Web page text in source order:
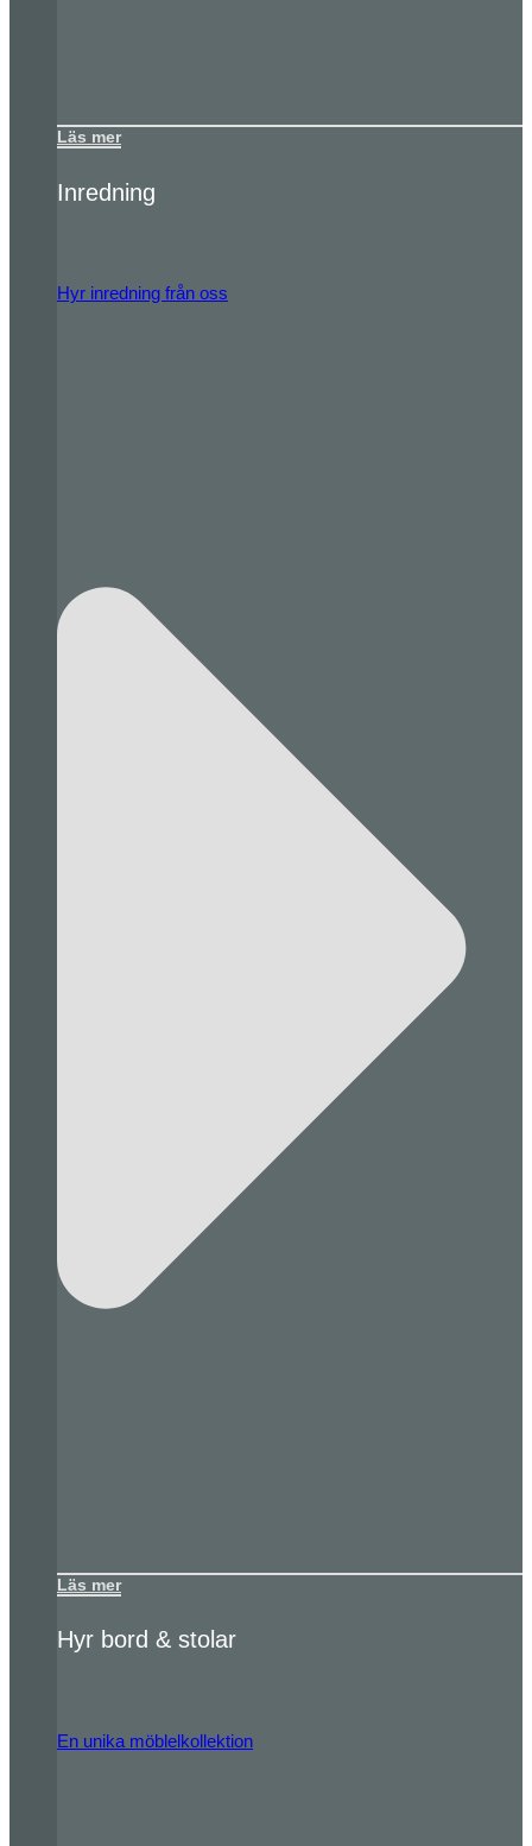
Läs mer
Inredning
Hyr inredning från oss
Läs mer
Hyr bord & stolar
En unika möblelkollektion